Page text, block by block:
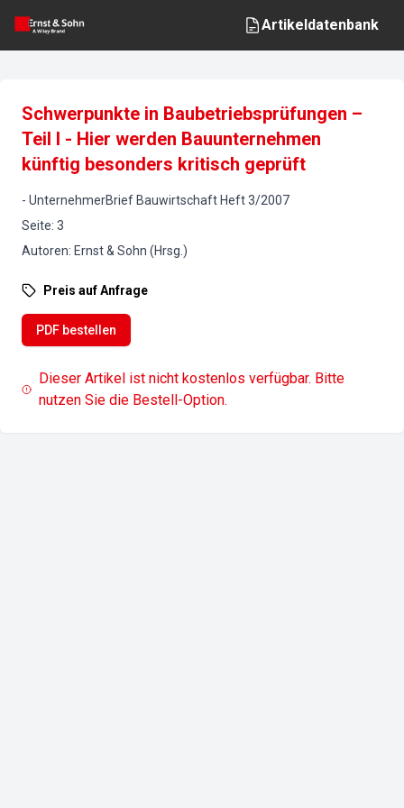
Artikeldatenbank
Schwerpunkte in Baubetriebsprüfungen –
Teil I - Hier werden Bauunternehmen
künftig besonders kritisch geprüft
- UnternehmerBrief Bauwirtschaft Heft3/2007
Seite: 3
Autoren: Ernst & Sohn (Hrsg.)
Preis auf Anfrage
PDF bestellen
Dieser Artikel ist nicht kostenlos verfügbar. Bitte
nutzen Sie die Bestell-Option.